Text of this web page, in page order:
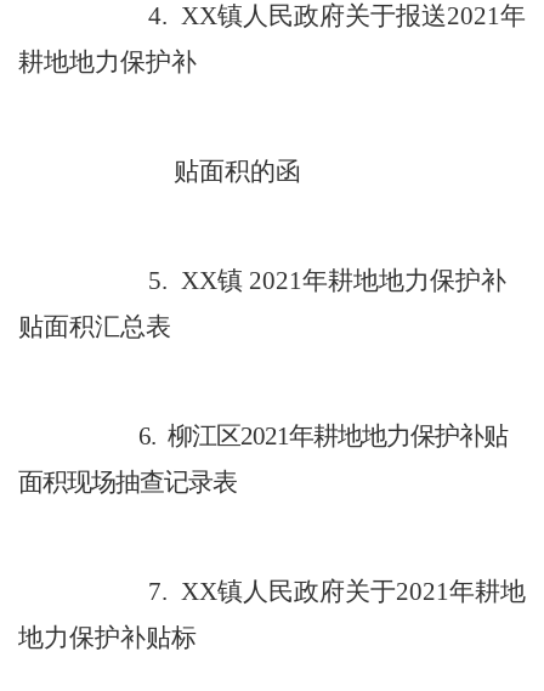
4. XX镇人民政府关于报送2021年
耕地地力保护补
贴面积的函
5. XX镇 2021年耕地地力保护补
贴面积汇总表
6. 柳江区2021年耕地地力保护补贴
面积现场抽查记录表
7. XX镇人民政府关于2021年耕地
地力保护补贴标